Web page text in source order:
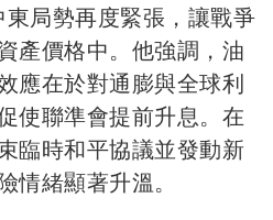
局勢再度緊張，讓戰爭
產價格中。他強調，油
應在於對通膨與全球利
使聯準會提前升息。在
臨時和平協議並發動新
情緒顯著升溫。